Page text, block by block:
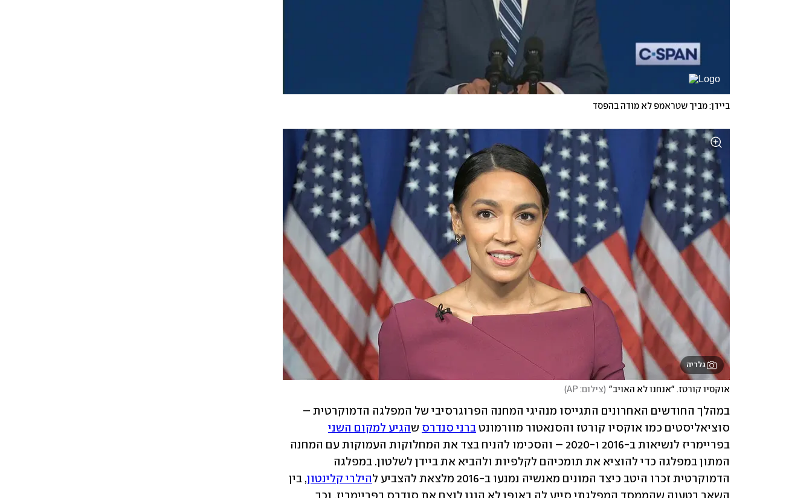
ביידן: מביך שטראמפ לא מודה בהפסד
גלריה
אוקסיו קורטז. "אנחנו לא האויב" (צילום: AP )
סוציאליסטים כמו אוקסיו קורטז והסנאטור מוורמונט ברני סנדרס שהגיע למקום השני
הדמוקרטית זכרו היטב כיצד המונים מאנשיה נמנעו ב-2016 מלצאת להצביע ל
הילרי קלינטון